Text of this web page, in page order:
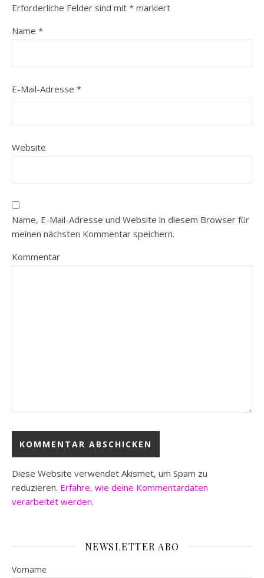
Erforderliche Felder sind mit * markiert
Name *
E-Mail-Adresse *
Website
Name, E-Mail-Adresse und Website in diesem Browser für
meinen nächsten Kommentar speichern.
Kommentar
Diese Website verwendet Akismet, um Spam zu
reduzieren. Erfahre, wie deine Kommentardaten
verarbeitet werden.
NEWSLETTER ABO
Vorname